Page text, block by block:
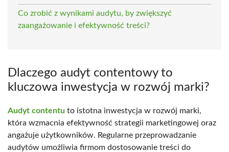
Co zrobić z wynikami audytu, by zwiększyć
zaangażowanie i efektywność treści?
Dlaczego audyt contentowy to
kluczowa inwestycja w rozwój marki?
Audyt contentu to istotna inwestycja w rozwój marki,
która wzmacnia efektywność strategii marketingowej oraz
angażuje użytkowników. Regularne przeprowadzanie
audytów umożliwia firmom dostosowanie treści do